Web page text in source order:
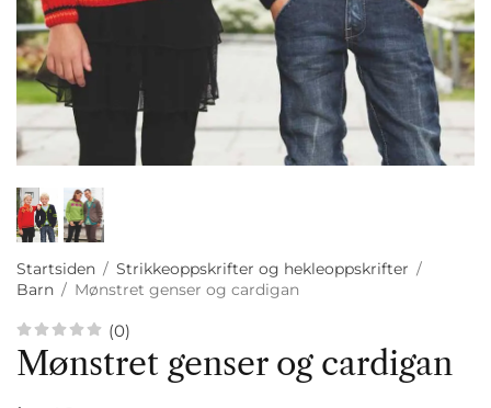
Startsiden / Strikkeoppskrifter og hekleoppskrifter /
Barn / Mønstret genser og cardigan
(0)
Mønstret genser og cardigan